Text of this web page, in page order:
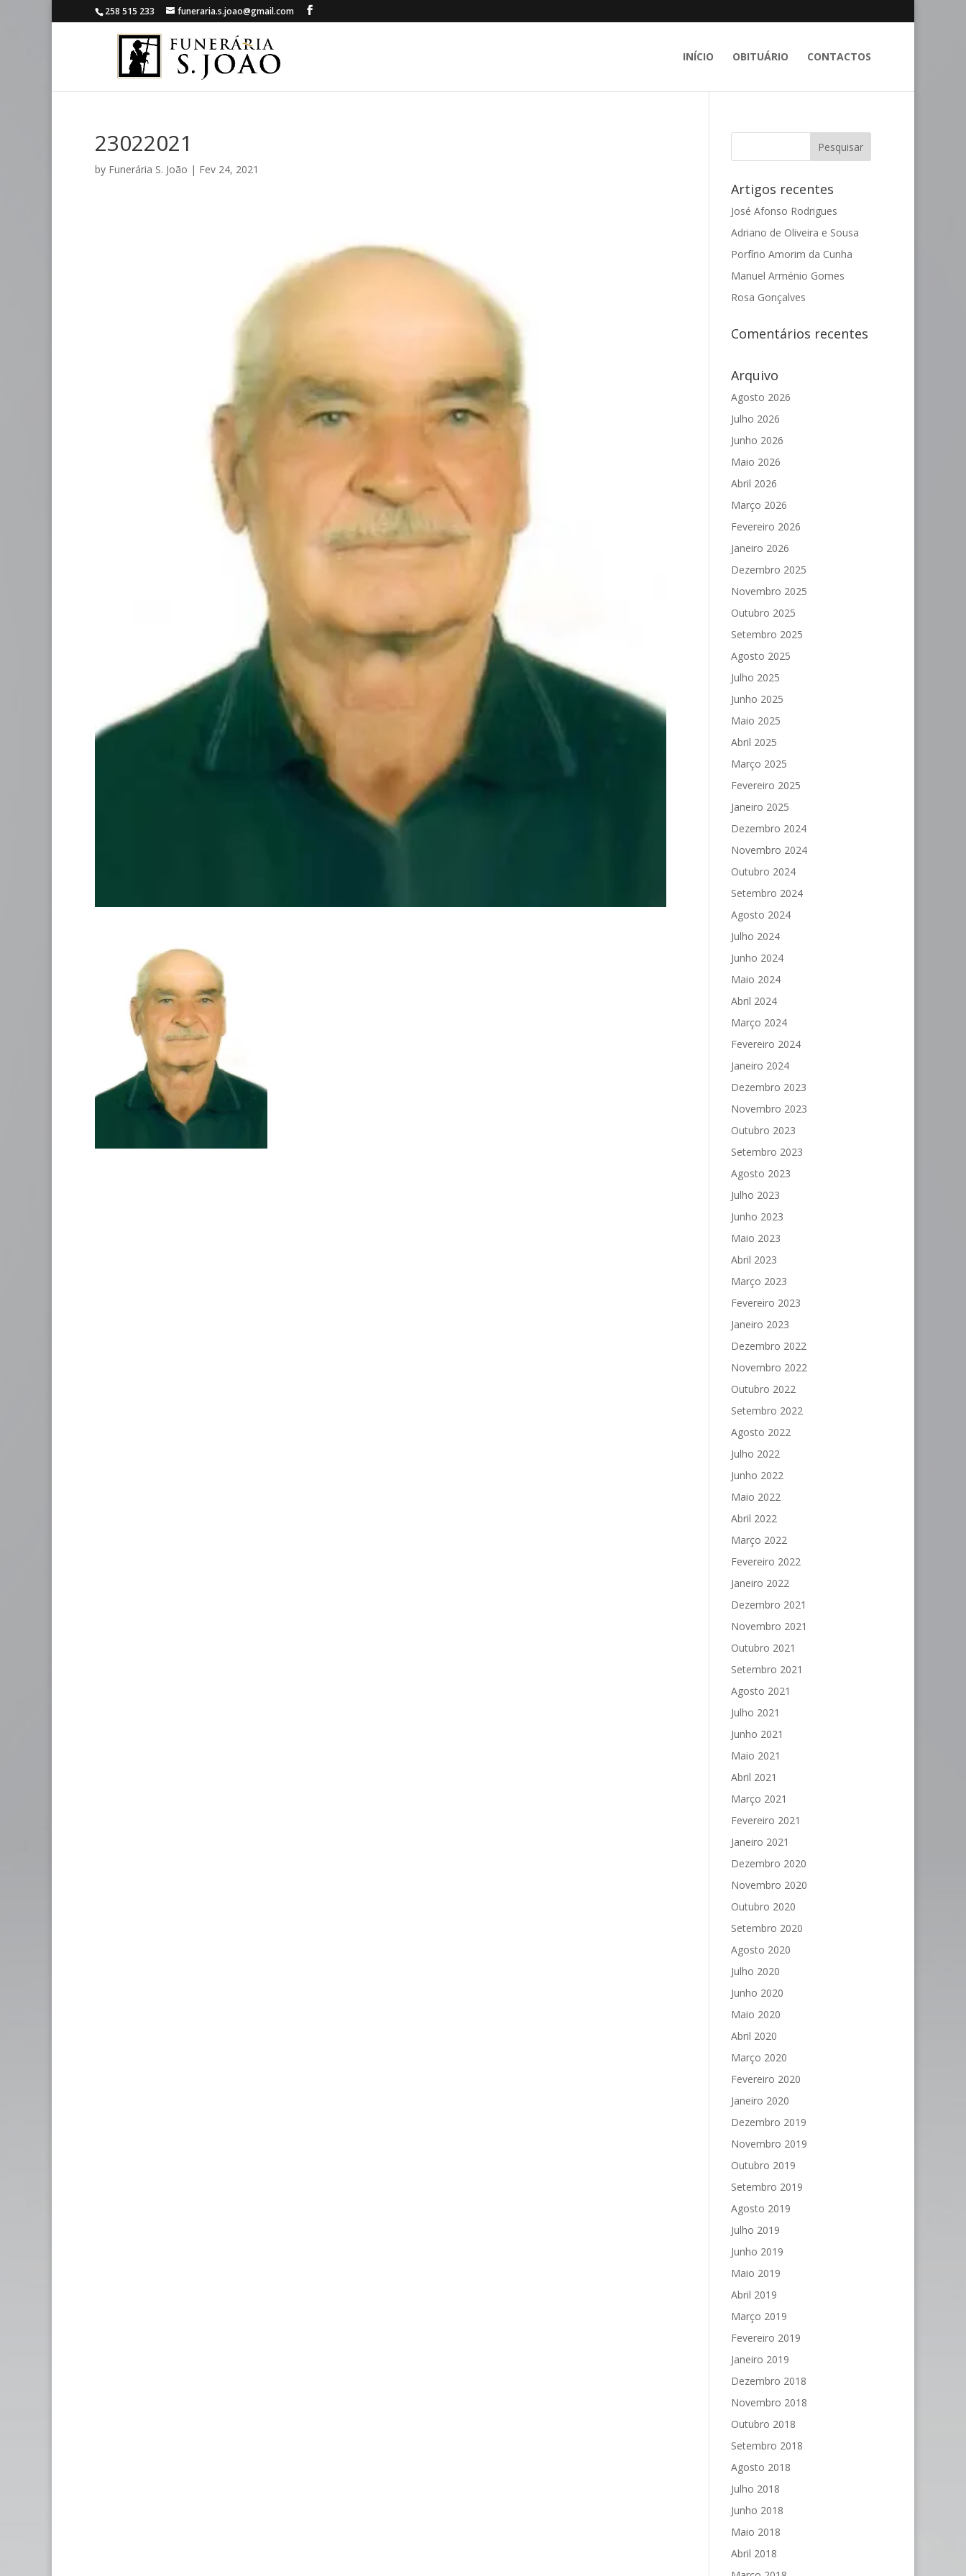
258 515 233 funeraria.s.joao@gmail.com
INÍCIO OBITUÁRIO CONTACTOS
23022021
by Funerária S. João | Fev 24, 2021
Artigos recentes
José Afonso Rodrigues
Adriano de Oliveira e Sousa
Porfírio Amorim da Cunha
Manuel Arménio Gomes
Rosa Gonçalves
Comentários recentes
Arquivo
Agosto 2026
Julho 2026
Junho 2026
Maio 2026
Abril 2026
Março 2026
Fevereiro 2026
Janeiro 2026
Dezembro 2025
Novembro 2025
Outubro 2025
Setembro 2025
Agosto 2025
Julho 2025
Junho 2025
Maio 2025
Abril 2025
Março 2025
Fevereiro 2025
Janeiro 2025
Dezembro 2024
Novembro 2024
Outubro 2024
Setembro 2024
Agosto 2024
Julho 2024
Junho 2024
Maio 2024
Abril 2024
Março 2024
Fevereiro 2024
Janeiro 2024
Dezembro 2023
Novembro 2023
Outubro 2023
Setembro 2023
Agosto 2023
Julho 2023
Junho 2023
Maio 2023
Abril 2023
Março 2023
Fevereiro 2023
Janeiro 2023
Dezembro 2022
Novembro 2022
Outubro 2022
Setembro 2022
Agosto 2022
Julho 2022
Junho 2022
Maio 2022
Abril 2022
Março 2022
Fevereiro 2022
Janeiro 2022
Dezembro 2021
Novembro 2021
Outubro 2021
Setembro 2021
Agosto 2021
Julho 2021
Junho 2021
Maio 2021
Abril 2021
Março 2021
Fevereiro 2021
Janeiro 2021
Dezembro 2020
Novembro 2020
Outubro 2020
Setembro 2020
Agosto 2020
Julho 2020
Junho 2020
Maio 2020
Abril 2020
Março 2020
Fevereiro 2020
Janeiro 2020
Dezembro 2019
Novembro 2019
Outubro 2019
Setembro 2019
Agosto 2019
Julho 2019
Junho 2019
Maio 2019
Abril 2019
Março 2019
Fevereiro 2019
Janeiro 2019
Dezembro 2018
Novembro 2018
Outubro 2018
Setembro 2018
Agosto 2018
Julho 2018
Junho 2018
Maio 2018
Abril 2018